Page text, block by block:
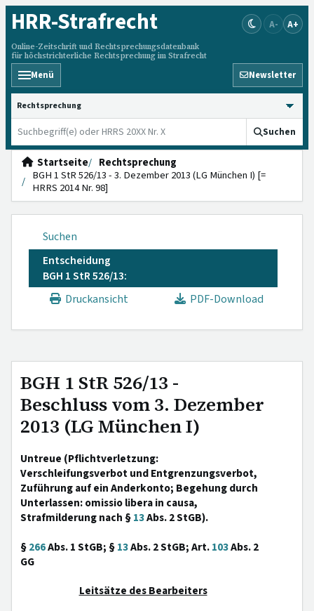
HRR-Strafrecht
Online-Zeitschrift und Rechtsprechungsdatenbank
für höchstrichterliche Rechtsprechung im Strafrecht
A- A+
Menü Newsletter
HRRS durchsuchen
Suchen
Startseite
Rechtsprechung
BGH 1 StR 526/13 - 3. Dezember 2013 (LG München I) [=
HRRS 2014 Nr. 98]
Suchen
Entscheidung
BGH 1 StR 526/13:
Druckansicht
PDF-Download
BGH 1 StR 526/13 -
Beschluss vom 3. Dezember
2013 (LG München I)
Untreue (Pflichtverletzung:
Verschleifungsverbot und Entgrenzungsverbot,
Zuführung auf ein Anderkonto; Begehung durch
Unterlassen: omissio libera in causa,
Strafmilderung nach §13Abs. 2 StGB).
§266Abs. 1 StGB; §13Abs. 2 StGB; Art.103Abs. 2
GG
Leitsätze des Bearbeiters